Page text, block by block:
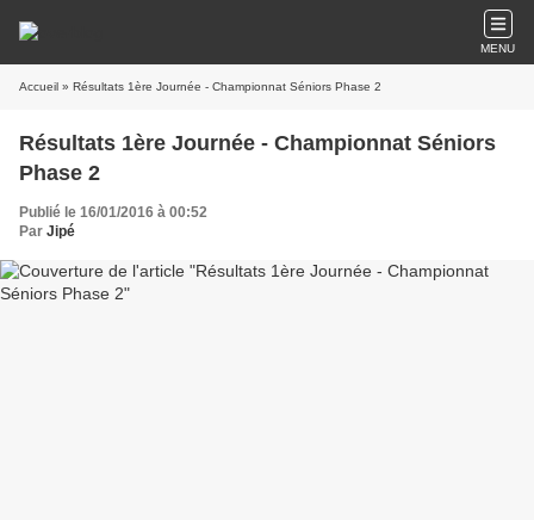
MENU
Accueil » Résultats 1ère Journée - Championnat Séniors Phase 2
Résultats 1ère Journée - Championnat Séniors
Phase 2
Publié le 16/01/2016 à 00:52
Par Jipé